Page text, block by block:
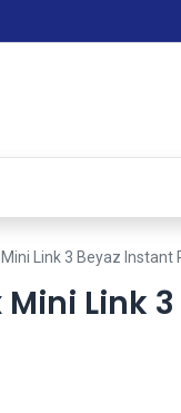
Link 3 Beyaz Instant
Link